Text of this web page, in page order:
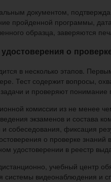
документом,
пройденной программы,
образца, заверяются
о
в несколько этапов.
Тест содержит вопросы,
и проверяют понимание
комиссии из не менее
экзаменов и состава
собеседования, фиксация
о проверке знаний
удостоверении в реестр
учебный центр
системы видеонаблюдения